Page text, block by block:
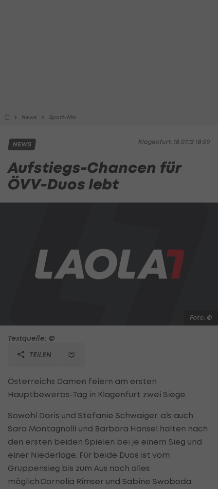
News Sport-Mix
Klagenfurt, 18.07.12 18:50
NEWS
Aufstiegs-Chancen für
ÖVV-Duos lebt
Foto: ©
Textquelle: ©
TEILEN
Österreichs Damen feiern am ersten
Hauptbewerbs-Tag in Klagenfurt zwei Siege.
Sowohl Doris und Stefanie Schwaiger, als auch
Sara Montagnolli und Barbara Hansel halten nach
den ersten beiden Spielen bei je einem Sieg und
einer Niederlage. Für beide Duos ist vom
Gruppensieg bis zum Aus noch alles
möglich.Cornelia Rimser und Sabine Swoboda